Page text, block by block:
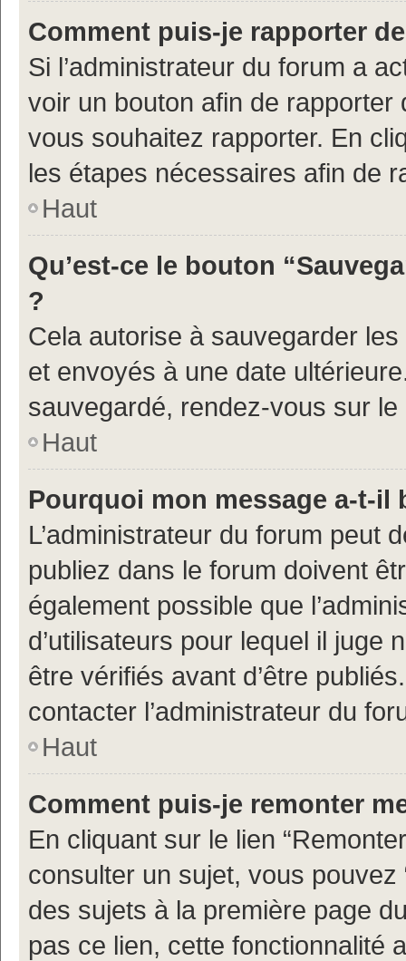
Comment puis-je rapporter
Si l’administrateur du forum a
voir un bouton afin de
vous souhaitez rapporter. En
les étapes nécessaires afin de
Haut
Qu’est-ce le bouton
?
Cela autorise à sauvegarder
et envoyés à une date
sauvegardé, rendez-vous sur le
Haut
Pourquoi mon message a-t-il
L’administrateur du forum peut
publiez dans le forum doivent
également possible que
d’utilisateurs pour lequel il juge
être vérifiés avant d’être
contacter l’administrateur du
Haut
Comment puis-je remonter
En cliquant sur le lien
consulter un sujet, vous pouvez
des sujets à la première page
pas ce lien, cette fonctionnalité